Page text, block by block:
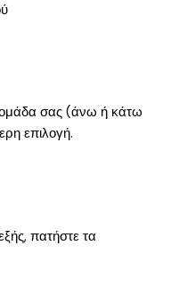
ομάδα σας (άνω ή κάτω
επιλογή.
πατήστε τα